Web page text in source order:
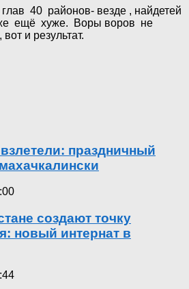
40 районов- везде , найдетей
ещё хуже. Воры воров не
и результат.
праздничный
создают точку
новый интернат в